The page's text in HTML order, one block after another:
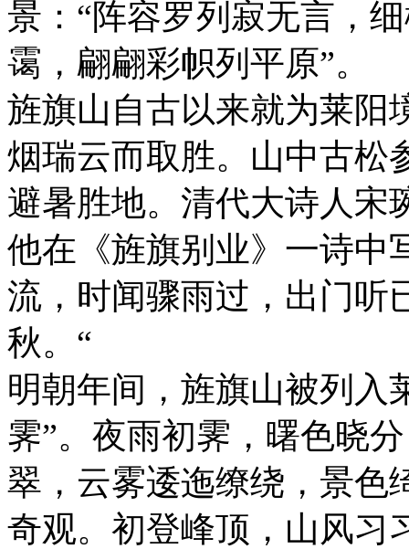
景：“阵容罗列寂无言，
霭，翩翩彩帜列平原”。
旌旗山自古以来就为莱阳
烟瑞云而取胜。山中古松
避暑胜地。清代大诗人宋
他在《旌旗别业》一诗中
流，时闻骤雨过，出门听
秋。“
明朝年间，旌旗山被列入
霁”。夜雨初霁，曙色晓
翠，云雾逶迤缭绕，景色
奇观。初登峰顶，山风习